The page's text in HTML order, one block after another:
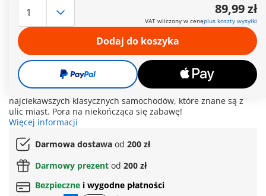
najciekawszej kolekcji samochodów Playmobil, w której
kultowe pojazdy łaczą się zabawnymi innowacjami.
Przedstawiamy kolekcjonerską serię Playmobil, obejmującą
legendarne modele, takie jak Ferrari 250 GTO, Porsche
Carrera GT, Ford F-150 Raptor i Volkswagen T1 Camper! Każdy
szczegółowo zaprojektowany pojazd wraz ze stylowym
kierowcą przyciąga wzrok i jest gotowy do wyruszenia w
drogę. Nadszedł czas, aby stworzyć własną kolekcję
najciekawszych klasycznych samochodów, które znane są z
ulic miast. Pora na niekończąca się zabawę!
Więcej informacji
Darmowa dostawa od 200 zł
Darmowy prezent od 200 zł
Bezpieczne i wygodne płatności
89,99 zł
VAT wliczony w cenęplus koszty wysyłki
Dodaj do koszyka